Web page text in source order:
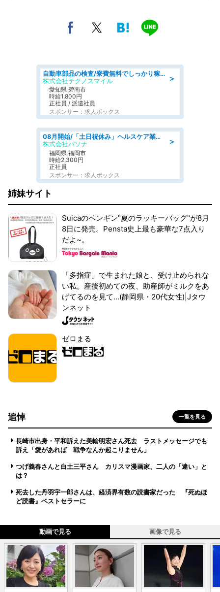
＞
自動車部品の検査/寮費無料でしっかり稼げる denso aichi
株式会社テクノスマイル
愛知県 碧南市
時給1,800円
正社員 / 派遣社員
スポンサー：求人ボックス
＞
08月開始/「土日祝休み」ヘルスケア業界の産業保健師/高時給/未経験OK/要資格:保健師、正看護師
株式会社パソナ
福岡県 福岡市
時給2,300円
正社員
スポンサー：求人ボックス
姉妹サイト
Suicaのペンギン"夏のラッキーバッグ"が8月
8日に発売。Pensta史上最も豪華な7点入り
だよ~。
「多指症」で生まれた娘と、受け止められな
い私。産後初めての夜、助産師がミルクをあ
げてるのを見て...(静岡県・20代女性)|Jタウ
ンネット
ゼロまる
追悼 一覧を見る
長崎市出身・平和訴えた美輪明宏さん死去 ラストメッセージでも
訴え「愛があれば 戦争なんか起こりません」
つげ義春さんと白土三平さん カリスマ漫画家、二人の「違い」と
は？
死去した丹羽宇一郎さんは、経済界有数の読書家だった 『死ぬほ
ど読書』ベストセラーに
動画で見る 画像で見る